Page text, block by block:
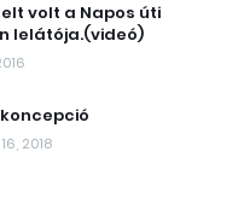
volt a Napos úti
lelátója.(videó)
2018